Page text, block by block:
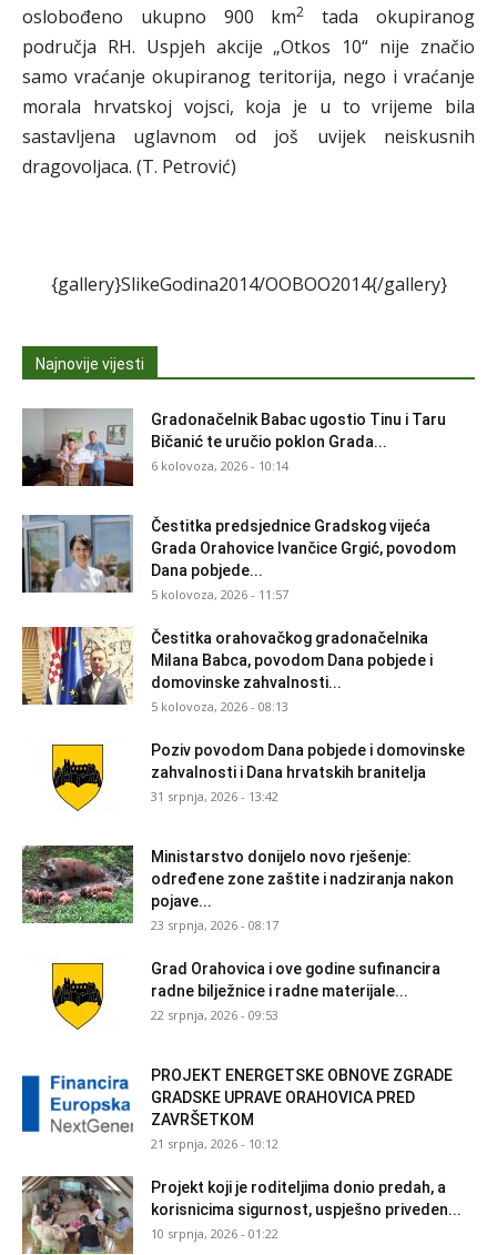
oslobođeno ukupno 900 km2
tada okupiranog
područja RH. Uspjeh akcije „Otkos 10“ nije značio
samo vraćanje okupiranog teritorija, nego i vraćanje
morala hrvatskoj vojsci, koja je u to vrijeme bila
sastavljena uglavnom od još uvijek neiskusnih
dragovoljaca. (T. Petrović)
{gallery}SlikeGodina2014/OOBOO2014{/gallery}
Najnovije vijesti
Gradonačelnik Babac ugostio Tinu i Taru
Bičanić te uručio poklon Grada...
6 kolovoza, 2026 - 10:14
Čestitka predsjednice Gradskog vijeća
Grada Orahovice Ivančice Grgić, povodom
Dana pobjede...
5 kolovoza, 2026 - 11:57
Čestitka orahovačkog gradonačelnika
Milana Babca, povodom Dana pobjede i
domovinske zahvalnosti...
5 kolovoza, 2026 - 08:13
Poziv povodom Dana pobjede i domovinske
zahvalnosti i Dana hrvatskih branitelja
31 srpnja, 2026 - 13:42
Ministarstvo donijelo novo rješenje:
određene zone zaštite i nadziranja nakon
pojave...
23 srpnja, 2026 - 08:17
Grad Orahovica i ove godine sufinancira
radne bilježnice i radne materijale...
22 srpnja, 2026 - 09:53
PROJEKT ENERGETSKE OBNOVE ZGRADE
GRADSKE UPRAVE ORAHOVICA PRED
ZAVRŠETKOM
21 srpnja, 2026 - 10:12
Projekt koji je roditeljima donio predah, a
korisnicima sigurnost, uspješno priveden...
10 srpnja, 2026 - 01:22